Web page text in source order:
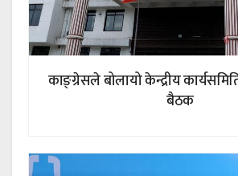
काङ्ग्रेसले बोलायो केन्द्रीय
बैठक